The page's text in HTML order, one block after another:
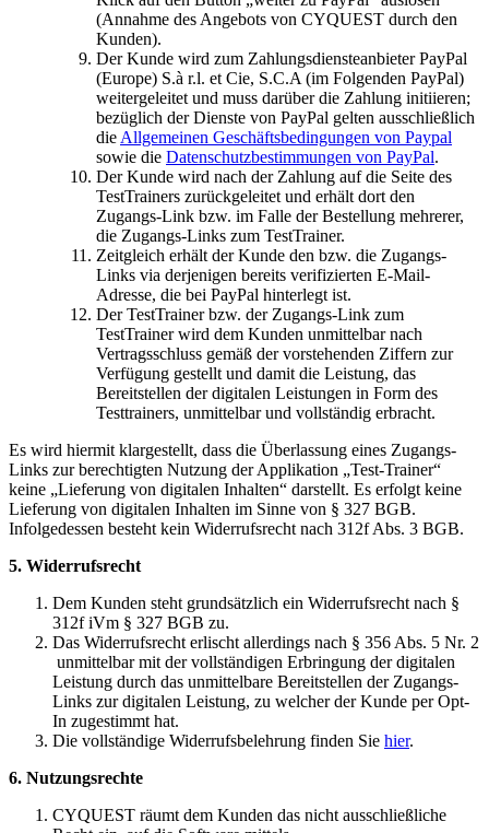
(Annahme des Angebots von CYQUEST durch den
Kunden).
Der Kunde wird zum Zahlungsdiensteanbieter PayPal
(Europe) S.à r.l. et Cie, S.C.A (im Folgenden PayPal)
weitergeleitet und muss darüber die Zahlung initiieren;
bezüglich der Dienste von PayPal gelten ausschließlich
die Allgemeinen Geschäftsbedingungen von Paypal
sowie die Datenschutzbestimmungen von PayPal.
Der Kunde wird nach der Zahlung auf die Seite des
TestTrainers zurückgeleitet und erhält dort den
Zugangs-Link bzw. im Falle der Bestellung mehrerer,
die Zugangs-Links zum TestTrainer.
Zeitgleich erhält der Kunde den bzw. die Zugangs-
Links via derjenigen bereits verifizierten E-Mail-
Adresse, die bei PayPal hinterlegt ist.
Der TestTrainer bzw. der Zugangs-Link zum
TestTrainer wird dem Kunden unmittelbar nach
Vertragsschluss gemäß der vorstehenden Ziffern zur
Verfügung gestellt und damit die Leistung, das
Bereitstellen der digitalen Leistungen in Form des
Testtrainers, unmittelbar und vollständig erbracht.
Es wird hiermit klargestellt, dass die Überlassung eines Zugangs-
Links zur berechtigten Nutzung der Applikation „Test-Trainer“
keine „Lieferung von digitalen Inhalten“ darstellt. Es erfolgt keine
Lieferung von digitalen Inhalten im Sinne von § 327 BGB.
Infolgedessen besteht kein Widerrufsrecht nach 312f Abs. 3 BGB.
5. Widerrufsrecht
Dem Kunden steht grundsätzlich ein Widerrufsrecht nach §
312f iVm § 327 BGB zu.
Das Widerrufsrecht erlischt allerdings nach § 356 Abs. 5 Nr. 2
unmittelbar mit der vollständigen Erbringung der digitalen
Leistung durch das unmittelbare Bereitstellen der Zugangs-
Links zur digitalen Leistung, zu welcher der Kunde per Opt-
In zugestimmt hat.
Die vollständige Widerrufsbelehrung finden Sie hier.
6. Nutzungsrechte
CYQUEST räumt dem Kunden das nicht ausschließliche